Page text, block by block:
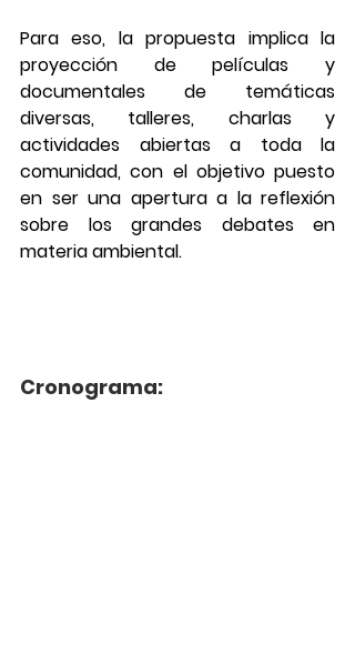
Para eso, la propuesta implica la
proyección de películas y
documentales de temáticas
diversas, talleres, charlas y
actividades abiertas a toda la
comunidad, con el objetivo puesto
en ser una apertura a la reflexión
sobre los grandes debates en
materia ambiental.
Cronograma: